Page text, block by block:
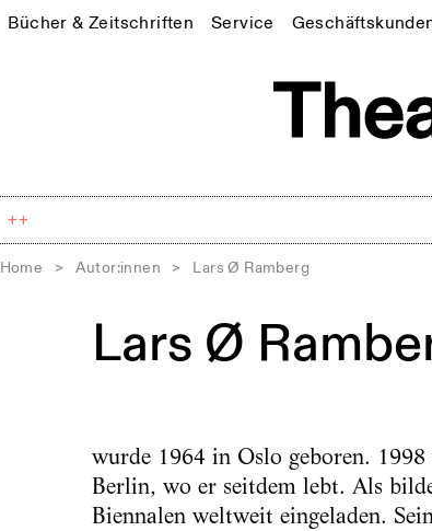
Bücher & Zeitschriften Service
++
Home > Autor:innen > Lars Ø Ramberg
Lars Ø
wurde 1964 in Oslo geboren.
Berlin, wo er seitdem lebt. Als
Biennalen weltweit eingeladen.